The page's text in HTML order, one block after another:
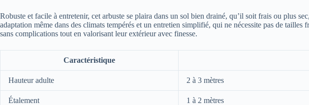
Robuste et facile à entretenir, cet arbuste se plaira dans un sol bien drainé, qu’il soit frais ou plus
adaptation même dans des climats tempérés et un entretien simplifié, qui ne nécessite pas de
sans complications tout en valorisant leur extérieur avec finesse.
Caractéristique
Hauteur adulte 2 à 3 mètres
Étalement 1 à 2 mètres